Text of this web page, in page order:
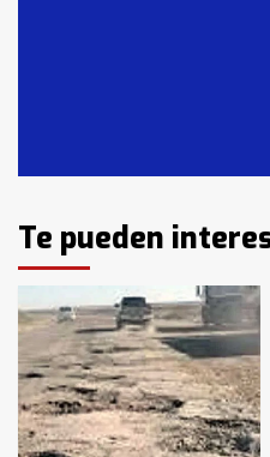
3
Identidad de
pampeanos
en la
4
Accidente
joven de
Te pueden